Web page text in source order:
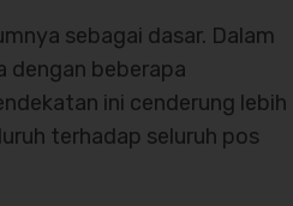
sebagai dasar. Dalam
dengan beberapa
ini cenderung lebih
terhadap seluruh pos